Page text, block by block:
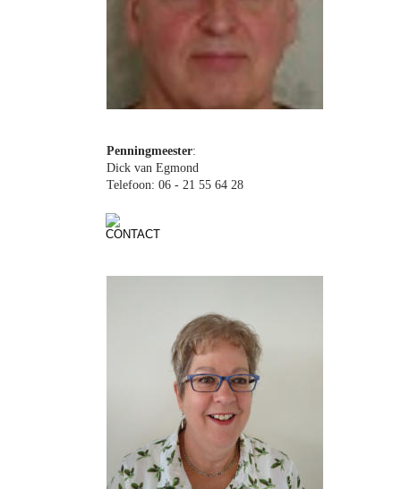
Penningmeester:
Dick van Egmond
Telefoon: 06 - 21 55 64 28